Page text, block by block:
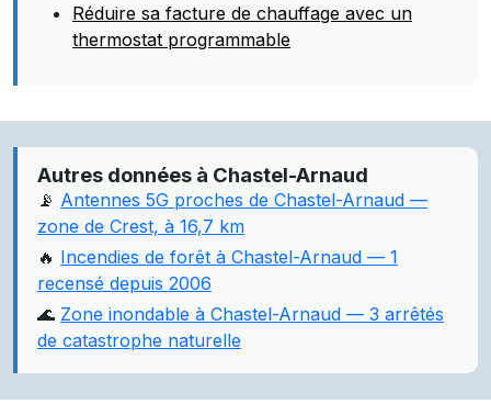
Réduire sa facture de chauffage avec un
thermostat programmable
Autres données à Chastel-Arnaud
📡 Antennes 5G proches de Chastel-Arnaud —
zone de Crest, à 16,7 km
🔥 Incendies de forêt à Chastel-Arnaud — 1
recensé depuis 2006
🌊 Zone inondable à Chastel-Arnaud — 3 arrêtés
de catastrophe naturelle